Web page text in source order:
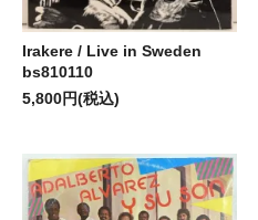
Irakere / Live in Sweden
bs810110
5,800円(税込)